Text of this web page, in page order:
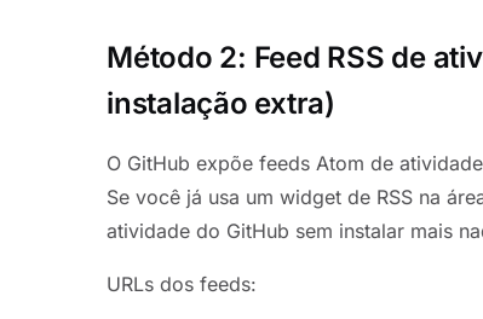
Método 2: Feed RSS de
instalação extra)
O GitHub expõe feeds Atom de
Se você já usa um widget de RSS na
atividade do GitHub sem instalar mais
URLs dos feeds: